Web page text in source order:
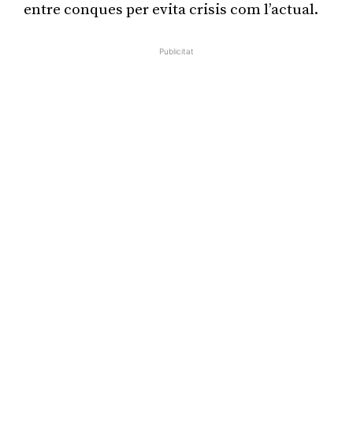
entre conques per evita crisis com l’actual.
Publicitat